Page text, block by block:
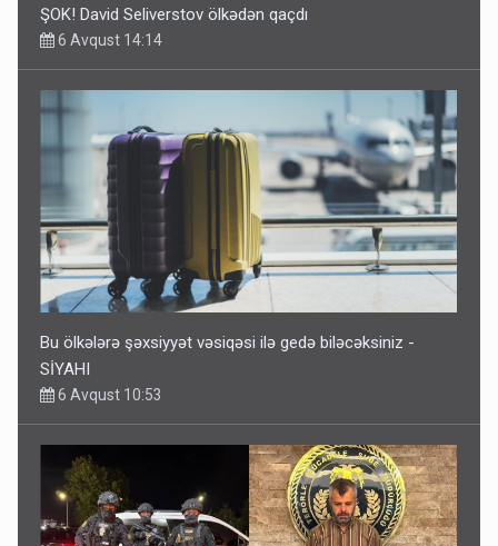
ŞOK! David Seliverstov ölkədən qaçdı
6 Avqust 14:14
Bu ölkələrə şəxsiyyət vəsiqəsi ilə gedə biləcəksiniz -
SİYAHI
6 Avqust 10:53